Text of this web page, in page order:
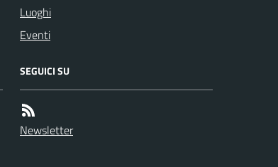
Luoghi
Eventi
SEGUICI SU
Newsletter